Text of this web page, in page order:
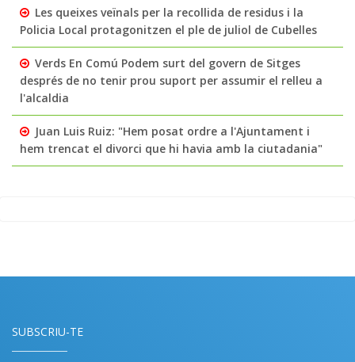
Les queixes veïnals per la recollida de residus i la
Policia Local protagonitzen el ple de juliol de Cubelles
Verds En Comú Podem surt del govern de Sitges
després de no tenir prou suport per assumir el relleu a
l'alcaldia
Juan Luis Ruiz: "Hem posat ordre a l'Ajuntament i
hem trencat el divorci que hi havia amb la ciutadania"
SUBSCRIU-TE